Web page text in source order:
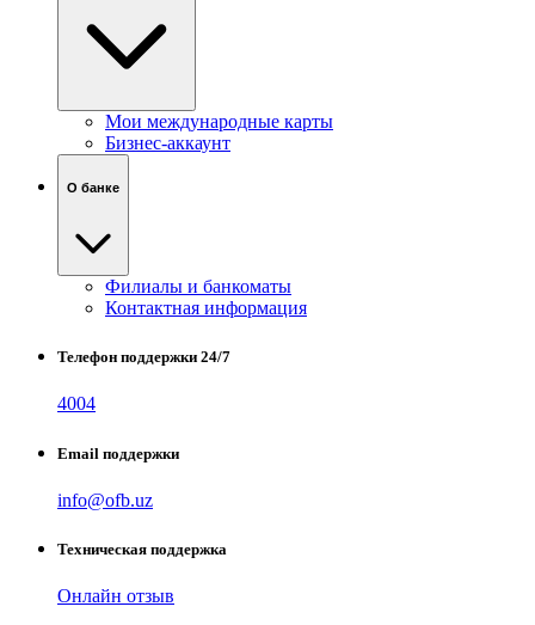
Мои международные карты
Бизнес-аккаунт
О банке
Филиалы и банкоматы
Контактная информация
Телефон поддержки 24/7
4004
Email поддержки
info@ofb.uz
Техническая поддержка
Онлайн отзыв